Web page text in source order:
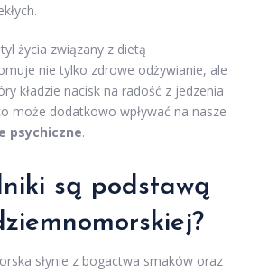
życia związany z dietą
nie tylko zdrowe odżywianie, ale
kładzie nacisk na radość z jedzenia
może dodatkowo wpływać na nasze
psychiczne.
są podstawą
słynie z bogactwa smaków oraz